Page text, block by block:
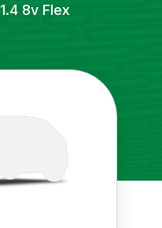
8v Flex